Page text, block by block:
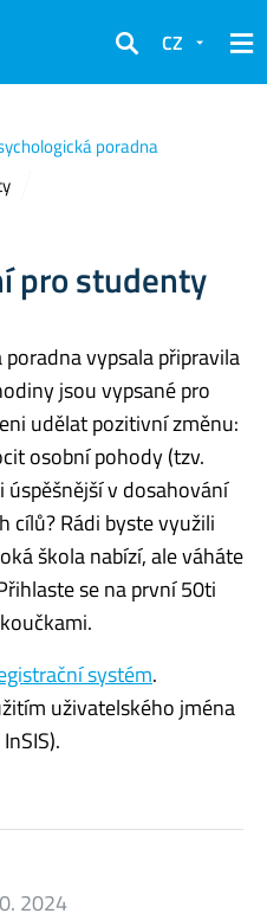
Hledat
CZ
poradna
pro studenty
vypsala připravila
jsou vypsané pro
udělat pozitivní změnu:
osobní pohody (tzv.
v dosahování
cílů? Rádi byste využili
škola nabízí, ale váháte
se na první 50ti
systém.
uživatelského jména
2024